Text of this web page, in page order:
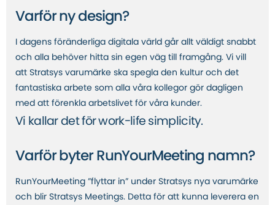
Varför ny design?
I dagens föränderliga digitala värld går allt väldigt snabbt
och alla behöver hitta sin egen väg till framgång. Vi vill
att Stratsys varumärke ska spegla den kultur och det
fantastiska arbete som alla våra kollegor gör dagligen
med att förenkla arbetslivet för våra kunder.
Vi kallar det för work-life simplicity.
Varför byter RunYourMeeting namn?
RunYourMeeting ”flyttar in” under Stratsys nya varumärke
och blir Stratsys Meetings. Detta för att kunna leverera en